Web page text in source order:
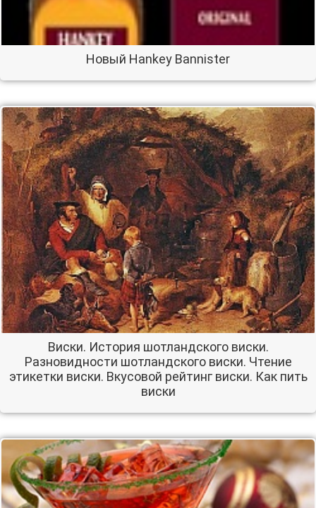
Новый Hankey Bannister
Виски. История шотландского виски.
Разновидности шотландского виски. Чтение
этикетки виски. Вкусовой рейтинг виски. Как пить
виски